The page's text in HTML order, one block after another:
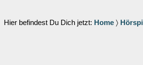
Hier befindest Du Dich jetzt: Home 〉